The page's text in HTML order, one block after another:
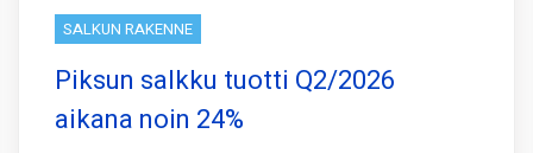
SALKUN RAKENNE
Piksun salkku tuotti Q2/2026
aikana noin 24%